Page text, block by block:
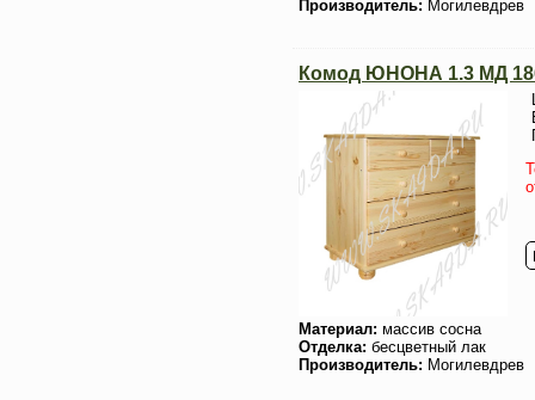
Производитель: Могилевдрев
Комод ЮНОНА 1.3 МД
Материал: массив сосна
Отделка: бесцветный лак
Производитель: Могилевдрев